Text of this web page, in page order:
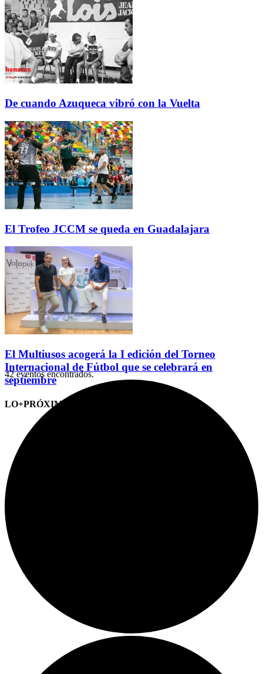
De cuando Azuqueca vibró con la Vuelta
El Trofeo JCCM se queda en Guadalajara
El Multiusos acogerá la I edición del Torneo
Internacional de Fútbol que se celebrará en
septiembre
LO+PRÓXIMO (CITAS)
42 eventos encontrados.